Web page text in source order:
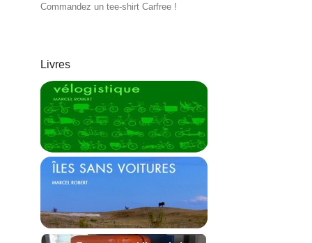
Commandez un tee-shirt Carfree !
Livres